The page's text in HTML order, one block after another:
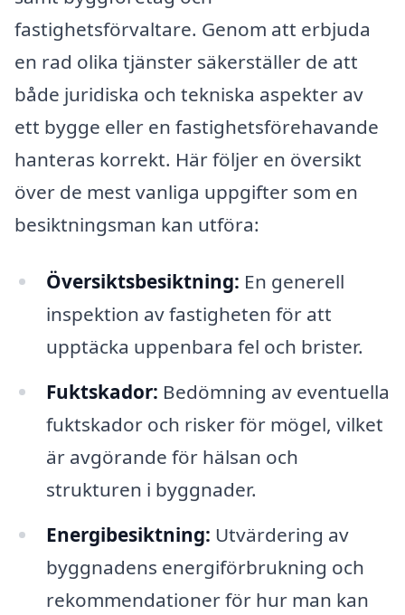
fastighetsförvaltare. Genom att erbjuda
en rad olika tjänster säkerställer de att
både juridiska och tekniska aspekter av
ett bygge eller en fastighetsförehavande
hanteras korrekt. Här följer en översikt
över de mest vanliga uppgifter som en
besiktningsman kan utföra:
Översiktsbesiktning: En generell
inspektion av fastigheten för att
upptäcka uppenbara fel och brister.
Fuktskador: Bedömning av eventuella
fuktskador och risker för mögel, vilket
är avgörande för hälsan och
strukturen i byggnader.
Energibesiktning: Utvärdering av
byggnadens energiförbrukning och
rekommendationer för hur man kan